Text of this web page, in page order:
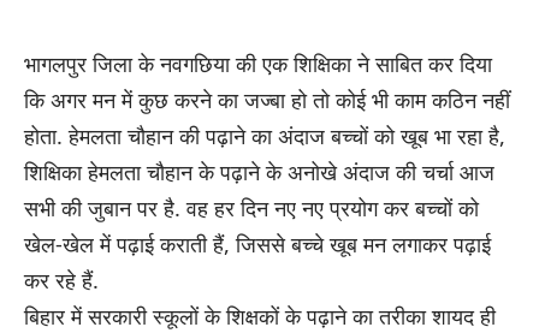
भागलपुर जिला के नवगछिया की एक शिक्षिका ने साबित कर दिया
कि अगर मन में कुछ करने का जज्बा हो तो कोई भी काम कठिन नहीं
होता. हेमलता चौहान की पढ़ाने का अंदाज बच्चों को खूब भा रहा है,
शिक्षिका हेमलता चौहान के पढ़ाने के अनोखे अंदाज की चर्चा आज
सभी की जुबान पर है. वह हर दिन नए नए प्रयोग कर बच्चों को
खेल-खेल में पढ़ाई कराती हैं, जिससे बच्चे खूब मन लगाकर पढ़ाई
कर रहे हैं.
बिहार में सरकारी स्कूलों के शिक्षकों के पढ़ाने का तरीका शायद ही